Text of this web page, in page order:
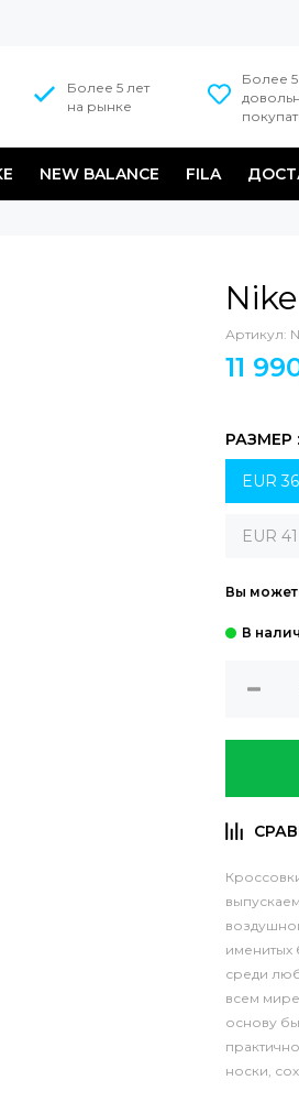
Более 5 лет
на рынке
Более
NEW BALANCE FILA
Артикул:
11
РАЗМЕР :
EUR 36
EUR 41
Вы
именитых
среди
всем
основу
носки,